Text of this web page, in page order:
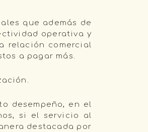
que además de
operativa y
relación comercial
a pagar más.
desempeño, en el
si el servicio al
destacada por